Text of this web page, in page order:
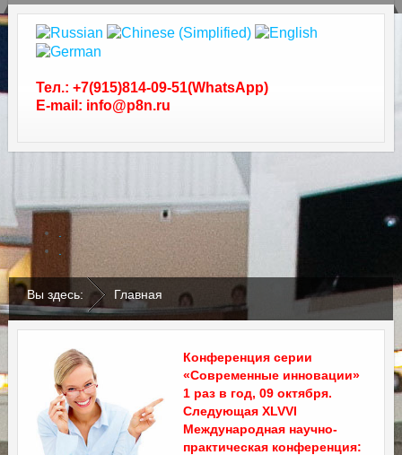
Тел.: +7(915)814-09-51(WhatsApp)
E-mail: info@p8n.ru
Вы здесь: Главная
Конференция серии
«Современные инновации»
1 раз в год, 09 октября.
Следующая XLVVI
Международная научно-
практическая конференция: